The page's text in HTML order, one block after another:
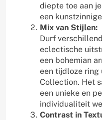
diepte toe aan
een
Mix van Stijlen:
Durf
eclectische
een bohemian
een tijdloze ring
Collection. Het
een unieke en
individualiteit
Contrast in